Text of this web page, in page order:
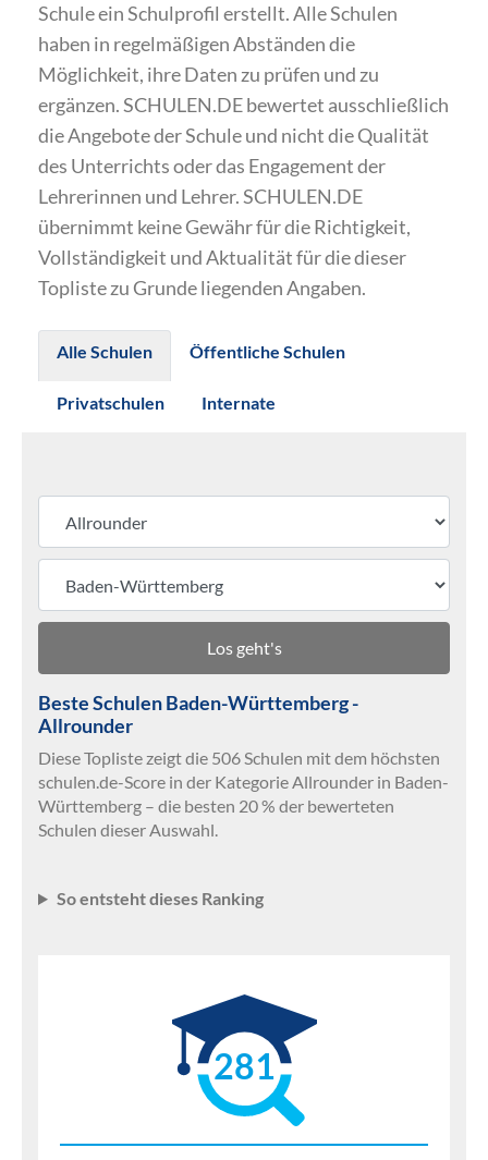
Schule ein Schulprofil erstellt. Alle Schulen
haben in regelmäßigen Abständen die
Möglichkeit, ihre Daten zu prüfen und zu
ergänzen. SCHULEN.DE bewertet ausschließlich
die Angebote der Schule und nicht die Qualität
des Unterrichts oder das Engagement der
Lehrerinnen und Lehrer. SCHULEN.DE
übernimmt keine Gewähr für die Richtigkeit,
Vollständigkeit und Aktualität für die dieser
Topliste zu Grunde liegenden Angaben.
Alle Schulen Öffentliche Schulen
Privatschulen Internate
Los geht's
Beste Schulen Baden-Württemberg -
Allrounder
Diese Topliste zeigt die 506 Schulen mit dem höchsten
schulen.de-Score in der Kategorie Allrounder in Baden-
Württemberg – die besten 20 % der bewerteten
Schulen dieser Auswahl.
So entsteht dieses Ranking
281